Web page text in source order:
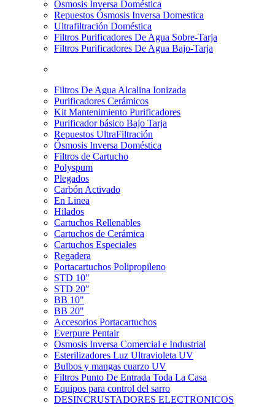
Osmosis Inversa Doméstica
Repuestos Ósmosis Inversa Domestica
Ultrafiltración Doméstica
Filtros Purificadores De Agua Sobre-Tarja
Filtros Purificadores De Agua Bajo-Tarja
Filtros De Agua Alcalina Ionizada
Purificadores Cerámicos
Kit Mantenimiento Purificadores
Purificador básico Bajo Tarja
Repuestos UltraFiltración
Ósmosis Inversa Doméstica
Filtros de Cartucho
Polyspum
Plegados
Carbón Activado
En Linea
Hilados
Cartuchos Rellenables
Cartuchos de Cerámica
Cartuchos Especiales
Regadera
Portacartuchos Polipropileno
STD 10"
STD 20"
BB 10"
BB 20"
Accesorios Portacartuchos
Everpure Pentair
Osmosis Inversa Comercial e Industrial
Esterilizadores Luz Ultravioleta UV
Bulbos y mangas cuarzo UV
Filtros Punto De Entrada Toda La Casa
Equipos para control del sarro
DESINCRUSTADORES ELECTRONICOS